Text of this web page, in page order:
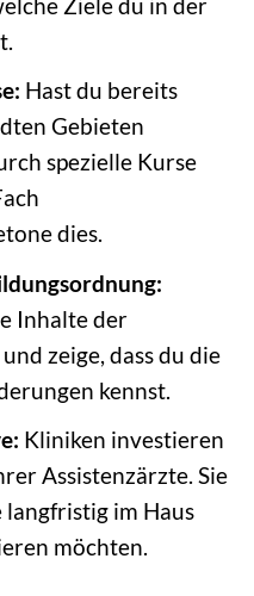
Hast du bereits
Gebieten
spezielle Kurse
dies.
Inhalte der
zeige, dass du die
kennst.
Kliniken investieren
Assistenzärzte. Sie
langfristig im Haus
möchten.